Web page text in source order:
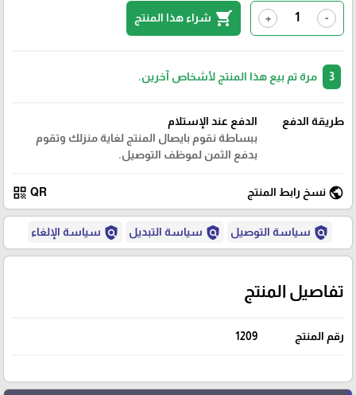
-
+
shopping_cart شراء هذا المنتج
مرة تم بيع هذا المنتج لأشخاص آخرين.
طريقة الدفع
الدفع عند الإستلام
ببساطة نقوم بايصال المنتج لغاية منزلك وتقوم
بدفع الثمن لموظف التوصيل.
public نسخ رابط المنتج QR
qr_code
policy سياسة التوصيل policy سياسة التبديل policy سياسة الإلغاء
تفاصيل المنتج
رقم المنتج 1209